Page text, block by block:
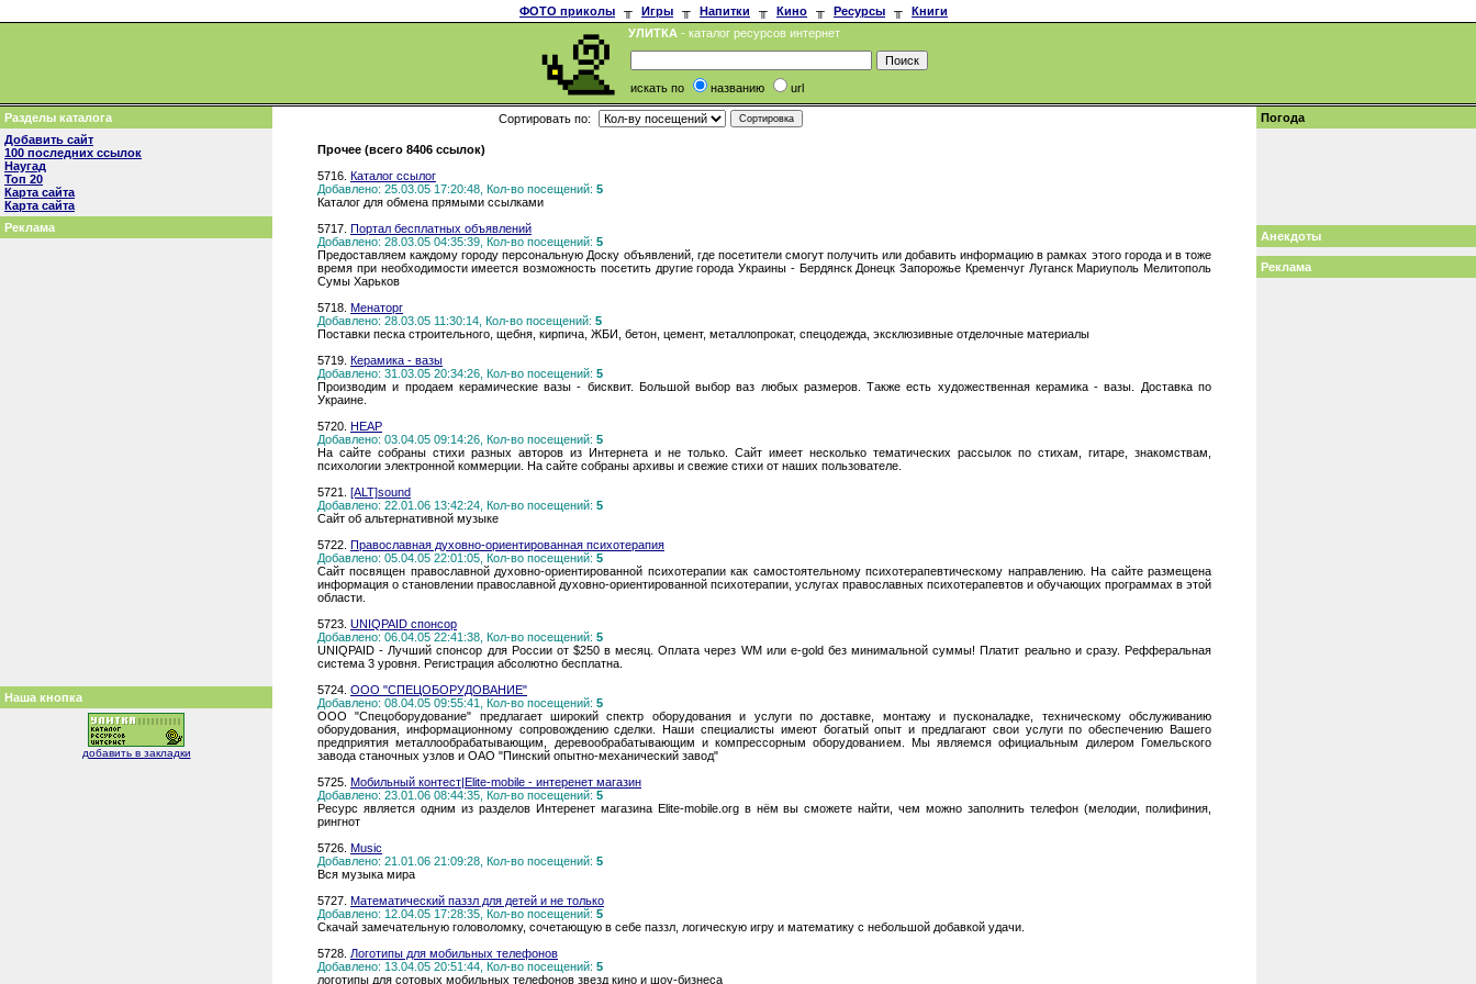
ФОТО приколы ╥ Игры ╥ Напитки ╥ Кино ╥ Ресурсы ╥
Книги
УЛИТКА - каталог ресурсов интернет
искать по названию url
Разделы каталога
Добавить сайт
100 последних ссылок
Наугад
Топ 20
Карта сайта
Карта сайта
Реклама
Наша кнопка
добавить в закладки
Сортировать по:
Прочее (всего 8406 ссылок)
5716. Каталог ссылог
Добавлено: 25.03.05 17:20:48, Кол-во посещений: 5
Каталог для обмена прямыми ссылками
5717. Портал бесплатных объявлений
Добавлено: 28.03.05 04:35:39, Кол-во посещений: 5
Предоставляем каждому городу персональную Доску объявлений, где посетители смогут получить или добавить информацию в рамках этого города и в тоже
время при необходимости имеется возможность посетить другие города Украины - Бердянск Донецк Запорожье Кременчуг Луганск Мариуполь Мелитополь
Сумы Харьков
5718. Менаторг
Добавлено: 28.03.05 11:30:14, Кол-во посещений: 5
Поставки песка строительного, щебня, кирпича, ЖБИ, бетон, цемент, металлопрокат, спецодежда, эксклюзивные отделочные материалы
5719. Керамика - вазы
Добавлено: 31.03.05 20:34:26, Кол-во посещений: 5
Производим и продаем керамические вазы - бисквит. Большой выбор ваз любых размеров. Также есть художественная керамика - вазы. Доставка по
Украине.
5720. HEAP
Добавлено: 03.04.05 09:14:26, Кол-во посещений: 5
На сайте собраны стихи разных авторов из Интернета и не только. Сайт имеет несколько тематических рассылок по стихам, гитаре, знакомствам,
психологии электронной коммерции. На сайте собраны архивы и свежие стихи от наших пользователе.
5721. [ALT]sound
Добавлено: 22.01.06 13:42:24, Кол-во посещений: 5
Сайт об альтернативной музыке
5722. Православная духовно-ориентированная психотерапия
Добавлено: 05.04.05 22:01:05, Кол-во посещений: 5
Сайт посвящен православной духовно-ориентированной психотерапии как самостоятельному психотерапевтическому направлению. На сайте размещена
информация о становлении православной духовно-ориентированной психотерапии, услугах православных психотерапевтов и обучающих программах в этой
области.
5723. UNIQPAID спонсор
Добавлено: 06.04.05 22:41:38, Кол-во посещений: 5
UNIQPAID - Лучший спонсор для России от $250 в месяц. Оплата через WM или e-gold без минимальной суммы! Платит реально и сразу. Рефферальная
система 3 уровня. Регистрация абсолютно бесплатна.
5724. ООО "СПЕЦОБОРУДОВАНИЕ"
Добавлено: 08.04.05 09:55:41, Кол-во посещений: 5
ООО "Спецоборудование" предлагает широкий спектр оборудования и услуги по доставке, монтажу и пусконаладке, техническому обслуживанию
оборудования, информационному сопровождению сделки. Наши специалисты имеют богатый опыт и предлагают свои услуги по обеспечению Вашего
предприятия металлообрабатывающим, деревообрабатывающим и компрессорным оборудованием. Мы являемся официальным дилером Гомельского
завода станочных узлов и ОАО "Пинский опытно-механический завод"
5725. Мобильный контест|Elite-mobile - интеренет магазин
Добавлено: 23.01.06 08:44:35, Кол-во посещений: 5
Ресурс является одним из разделов Интеренет магазина Elite-mobile.org в нём вы сможете найти, чем можно заполнить телефон (мелодии, полифиния,
рингнот
5726. Music
Добавлено: 21.01.06 21:09:28, Кол-во посещений: 5
Вся музыка мира
5727. Математический паззл для детей и не только
Добавлено: 12.04.05 17:28:35, Кол-во посещений: 5
Скачай замечательную головоломку, сочетающую в себе паззл, логическую игру и математику с небольшой добавкой удачи.
5728. Логотипы для мобильных телефонов
Добавлено: 13.04.05 20:51:44, Кол-во посещений: 5
логотипы для сотовых мобильных телефонов звезд кино и шоу-бизнеса
Погода
Анекдоты
Реклама